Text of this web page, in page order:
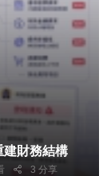
建財務結構
3 分享